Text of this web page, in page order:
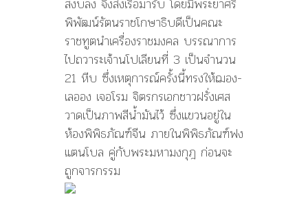
สงบลง จึงส่งเรือมารับ โดยมีพระยาศรี
พิพัฒน์รัตนราชโกษาธิบดีเป็นคณะ
ราชทูตนำเครื่องราชมงคล บรรณาการ
ไปถวาระเจ้านโปเลียนที่ 3 เป็นจำนวน
21 หีบ ซึ่งเหตุการณ์ครั้งนี้ทรงให้ฌอง-
เลออง เจอโรม จิตรกรเอกชาวฝรั่งเศส
วาดเป็นภาพสีน้ำมันไว้ ซึ่งแขวนอยู่ใน
ห้องพิพิธภัณฑ์จีน ภายในพิพิธภัณฑ์ฟง
แตนโบล คู่กับพระมหามงกุฎ ก่อนจะ
ถูกจารกรรม